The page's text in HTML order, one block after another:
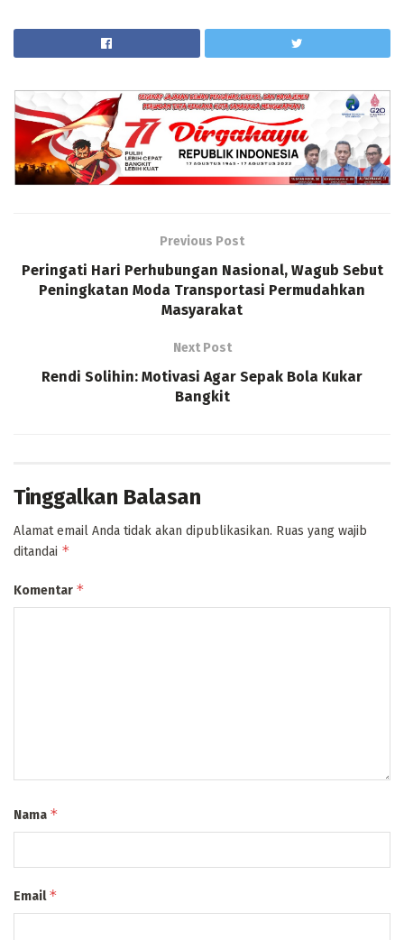
Previous Post
Peringati Hari Perhubungan Nasional, Wagub Sebut
Peningkatan Moda Transportasi Permudahkan
Masyarakat
Next Post
Rendi Solihin: Motivasi Agar Sepak Bola Kukar
Bangkit
Tinggalkan Balasan
Alamat email Anda tidak akan dipublikasikan. Ruas yang wajib
ditandai *
Komentar *
Nama *
Email*